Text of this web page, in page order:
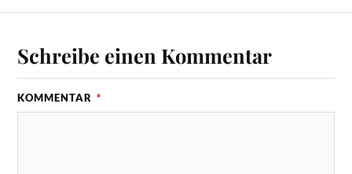
Schreibe einen Kommentar
KOMMENTAR *